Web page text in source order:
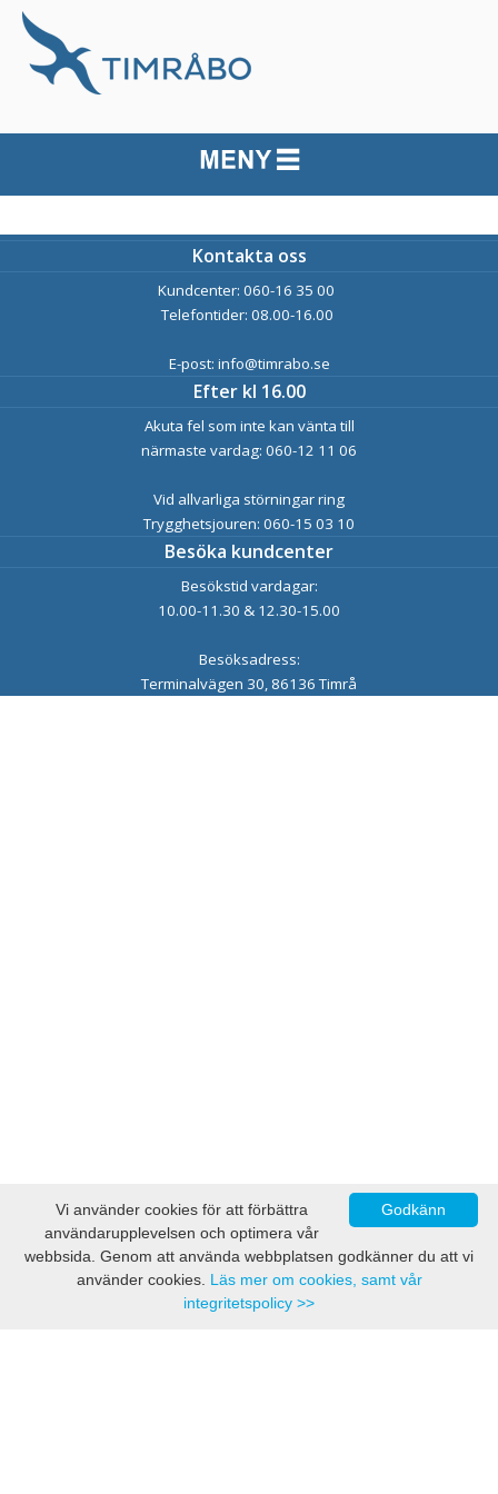
Kontakta oss
Kundcenter: 060-16 35 00
Telefontider: 08.00-16.00
E-post: info@timrabo.se
Efter kl 16.00
Akuta fel som inte kan vänta till
närmaste vardag: 060-12 11 06
Vid allvarliga störningar ring
Trygghetsjouren: 060-15 03 10
Besöka kundcenter
Besökstid vardagar:
10.00-11.30 & 12.30-15.00
Besöksadress:
Terminalvägen 30, 86136 Timrå
Godkänn
Vi använder cookies för att förbättra
användarupplevelsen och optimera vår
webbsida. Genom att använda webbplatsen godkänner du att vi
använder cookies. Läs mer om cookies, samt vår
integritetspolicy >>